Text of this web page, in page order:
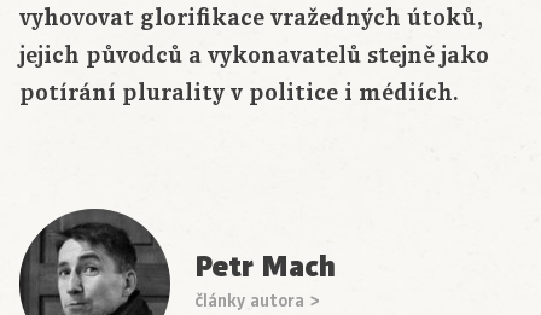
vyhovovat glorifikace vražedných útoků,
jejich původců a vykonavatelů stejně jako
potírání plurality v politice i médiích.
Petr Mach
články autora >